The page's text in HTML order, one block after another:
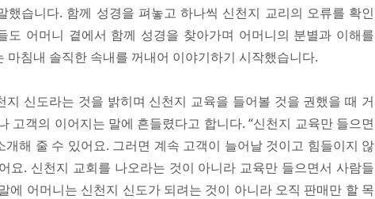
했습니다. 함께 성경을 펴놓고 하나씩 신천지 교리의 오류를 확인
도 어머니 곁에서 함께 성경을 찾아가며 어머니의 분별과 이해를
마침내 솔직한 속내를 꺼내어 이야기하기 시작했습니다.
신도라는 것을 밝히며 신천지 교육을 들어볼 것을 권했을 때 거
고객의 이어지는 말에 흔들렸다고 합니다. “신천지 교육만 들으면
해 줄 수 있어요. 그러면 계속 고객이 늘어날 것이고 힘들이지 않
요. 신천지 교회를 나오라는 것이 아니라 교육만 들으면서 사람들
에 어머니는 신천지 신도가 되려는 것이 아니라 오직 판매만 할 목